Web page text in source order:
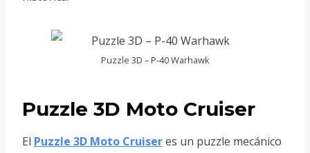
Puzzle 3D – P-40 Warhawk
Puzzle 3D Moto Cruiser
El Puzzle 3D Moto Cruiseres un puzzle mecánico